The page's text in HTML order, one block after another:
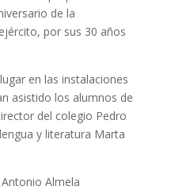
de la
por sus 30 años
en las instalaciones
asistido los alumnos de
del colegio Pedro
y literatura Marta
Almela